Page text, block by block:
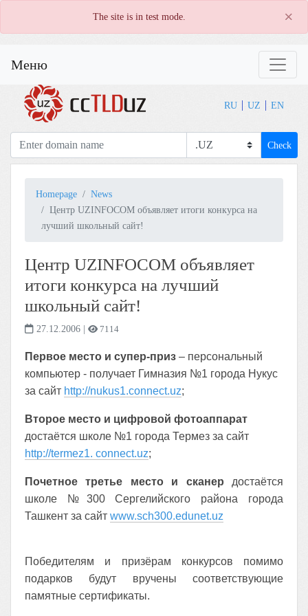
The site is in test mode. ×
Меню
RU UZ EN
Check
Homepage
News
Центр UZINFOCOM объявляет итоги конкурса на
лучший школьный сайт!
Центр UZINFOCOM объявляет
итоги конкурса на лучший
школьный сайт!
27.12.2006 | 7114
Первое место и супер-приз – персональный
компьютер - получает Гимназия №1 города Нукус
за сайт http://nukus1.connect.uz;
Второе место и цифровой фотоаппарат
достаётся школе №1 города Термез за сайт
http://termez1. connect.uz;
Почетное третье место и сканер достаётся
школе №300 Сергелийского района города
Ташкент за сайт www.sch300.edunet.uz
Победителям и призёрам конкурсов помимо
подарков будут вручены соответствующие
памятные сертификаты.